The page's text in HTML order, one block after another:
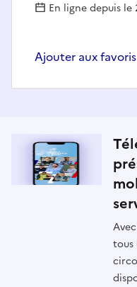
En ligne depuis le
Ajouter aux favoris
tous